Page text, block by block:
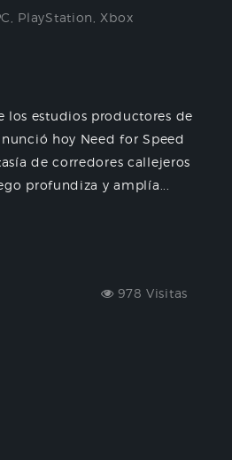
PlayStation Xbox
los estudios productores de
hoy Need for Speed
de corredores callejeros
profundiza y amplía...
978 Visitas